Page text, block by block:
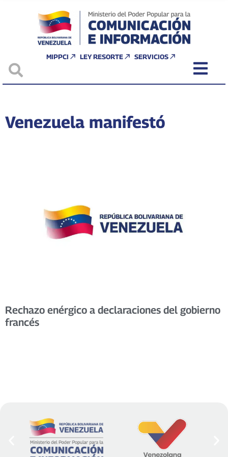
MIPPCI LEY RESORTE SERVICIOS
Venezuela manifestó
Rechazo enérgico a declaraciones del gobierno
francés